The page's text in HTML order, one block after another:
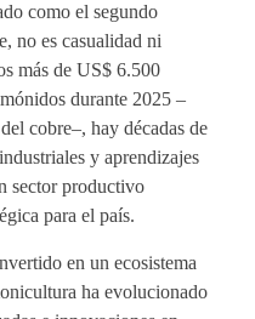
como el segundo
no es casualidad ni
más de US$ 6.500
durante 2025 –
cobre–, hay décadas de
y aprendizajes
sector productivo
para el país.
en un ecosistema
ha evolucionado